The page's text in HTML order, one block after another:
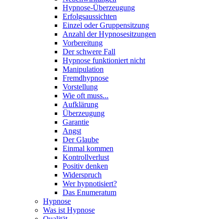
Hypnose-Überzeugung
Erfolgsaussichten
Einzel oder Gruppensitzung
Anzahl der Hypnosesitzungen
Vorbereitung
Der schwere Fall
Hypnose funktioniert nicht
Manipulation
Fremdhypnose
Vorstellung
Wie oft muss...
Aufklärung
Überzeugung
Garantie
Angst
Der Glaube
Einmal kommen
Kontrollverlust
Positiv denken
Widerspruch
Wer hypnotisiert?
Das Enumeratum
Hypnose
Was ist Hypnose